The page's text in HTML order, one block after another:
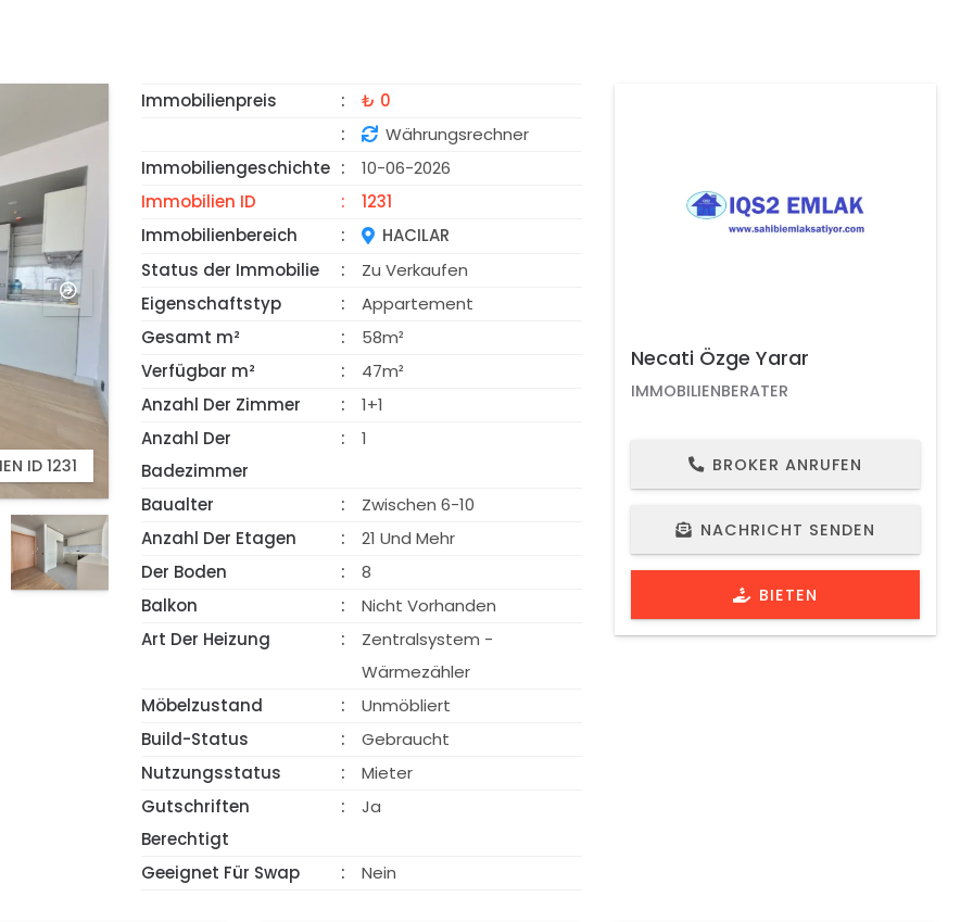
ID 1231
VORGESTELLT
SCHAU VIDEO SCHAU VIDEO
Immobilienpreis
₺ 0
Währungsrechner
Immobiliengeschichte
10-06-2026
Immobilien ID
1231
Immobilienbereich
HACILAR
Status der Immobilie
Zu Verkaufen
Eigenschaftstyp
Appartement
Gesamt m²
58m²
Verfügbar m²
47m²
Anzahl Der Zimmer
1+1
Anzahl Der
Badezimmer
1
Baualter
Zwischen 6-10
Anzahl Der Etagen
21 Und Mehr
Der Boden
8
Balkon
Nicht Vorhanden
Art Der Heizung
Zentralsystem -
Wärmezähler
Möbelzustand
Unmöbliert
Build-Status
Gebraucht
Nutzungsstatus
Mieter
Gutschriften
Berechtigt
Ja
Geeignet Für Swap Nein
Necati Özge Yarar
IMMOBILIENBERATER
BROKER ANRUFEN
NACHRICHT SENDEN
BIETEN